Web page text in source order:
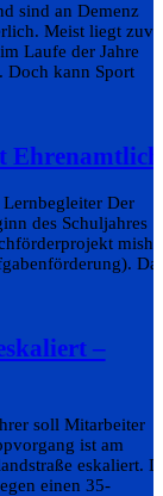
sind an Demenz
Meist liegt
Laufe der Jahre
Doch kann Sport
Der
des Schuljahres
misha
–
soll Mitarbeiter
ist am
eskaliert.
einen 35-